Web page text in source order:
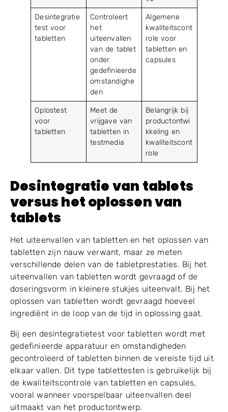
Desintegratie
test voor
tabletten
Controleert
het
uiteenvallen
van de tablet
onder
gedefinieerde
omstandighe
den
Algemene
kwaliteitscont
role voor
tabletten en
capsules
Oplostest
voor
tabletten
Meet de
vrijgave van
tabletten in
testmedia
Belangrijk bij
productontwi
kkeling en
kwaliteitscont
role
Desintegratie van tablets
versus het oplossen van
tablets
Het uiteenvallen van tabletten en het oplossen van
tabletten zijn nauw verwant, maar ze meten
verschillende delen van de tabletprestaties. Bij het
uiteenvallen van tabletten wordt gevraagd of de
doseringsvorm in kleinere stukjes uiteenvalt. Bij het
oplossen van tabletten wordt gevraagd hoeveel
ingrediënt in de loop van de tijd in oplossing gaat.
Bij een desintegratietest voor tabletten wordt met
gedefinieerde apparatuur en omstandigheden
gecontroleerd of tabletten binnen de vereiste tijd uit
elkaar vallen. Dit type tablettesten is gebruikelijk bij
de kwaliteitscontrole van tabletten en capsules,
vooral wanneer voorspelbaar uiteenvallen deel
uitmaakt van het productontwerp.